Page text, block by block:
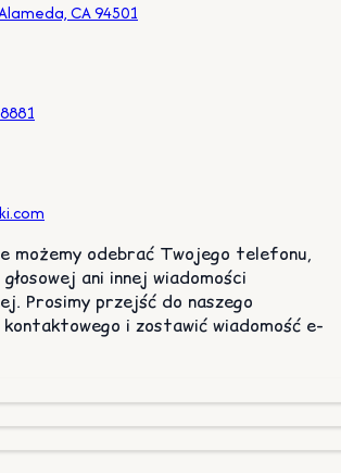
CA 94501
możemy odebrać Twojego telefonu,
ani innej wiadomości
Prosimy przejść do naszego
i zostawić wiadomość e-